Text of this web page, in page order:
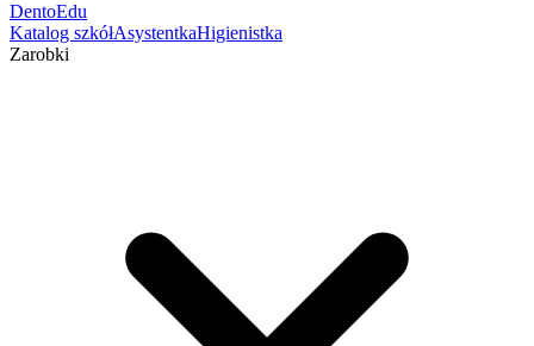
DentoEdu
Katalog szkółAsystentkaHigienistka
Zarobki